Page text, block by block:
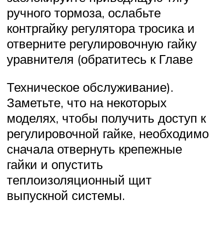
ручного тормоза, ослабьте
контргайку регулятора тросика и
отверните регулировочную гайку
уравнителя (обратитесь к Главе
Техническое обслуживание).
Заметьте, что на некоторых
моделях, чтобы получить доступ к
регулировочной гайке, необходимо
сначала отвернуть крепежные
гайки и опустить
теплоизоляционный щит
выпускной системы.